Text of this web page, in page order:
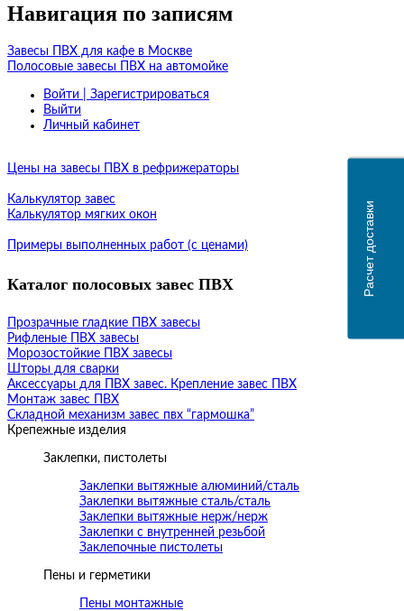
Навигация по записям
Завесы ПВХ для кафе в Москве
Полосовые завесы ПВХ на автомойке
Войти | Зарегистрироваться
Выйти
Личный кабинет
Цены на завесы ПВХ в рефрижераторы
Калькулятор завес
Калькулятор мягких окон
Примеры выполненных работ (с ценами)
Каталог полосовых завес ПВХ
Прозрачные гладкие ПВХ завесы
Рифленые ПВХ завесы
Морозостойкие ПВХ завесы
Шторы для сварки
Аксессуары для ПВХ завес. Крепление завес ПВХ
Монтаж завес ПВХ
Складной механизм завес пвх “гармошка”
Крепежные изделия
Заклепки, пистолеты
Заклепки вытяжные алюминий/сталь
Заклепки вытяжные сталь/сталь
Заклепки вытяжные нерж/нерж
Заклепки с внутренней резьбой
Заклепочные пистолеты
Пены и герметики
Пены монтажные
Расчет доставки